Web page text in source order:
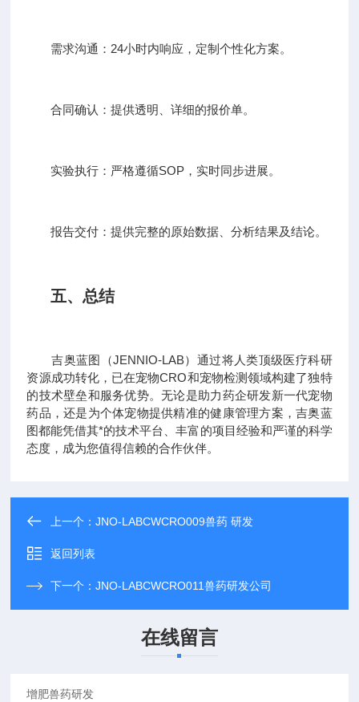
需求沟通：24小时内响应，定制个性化方案。
合同确认：提供透明、详细的报价单。
实验执行：严格遵循SOP，实时同步进展。
报告交付：提供完整的原始数据、分析结果及结论。
五、总结
吉奥蓝图（JENNIO-LAB）通过将人类顶级医疗科研
资源成功转化，已在宠物CRO和宠物检测领域构建了独特
的技术壁垒和服务优势。无论是助力药企研发新一代宠物
药品，还是为个体宠物提供精准的健康管理方案，吉奥蓝
图都能凭借其*的技术平台、丰富的项目经验和严谨的科学
态度，成为您值得信赖的合作伙伴。
上一个：JNO-LABCWCRO009兽药 研发
返回列表
下一个：JNO-LABCWCRO011兽药研发公司
在线留言